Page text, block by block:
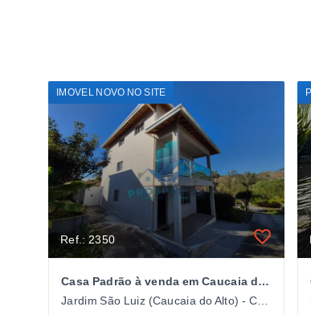
IMOVEL NOVO NO SITE
Ref.: 2350
Casa Padrão à venda em Caucaia do Alto
Jardim São Luiz (Caucaia do Alto) - Cotia/SP